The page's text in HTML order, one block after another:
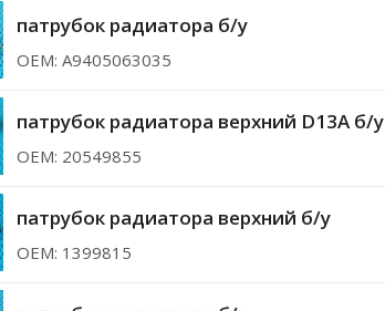
патрубок радиатора б/у
ОЕМ: A9405063035
патрубок радиатора верхний D13A б/у
ОЕМ: 20549855
патрубок радиатора верхний б/у
ОЕМ: 1399815